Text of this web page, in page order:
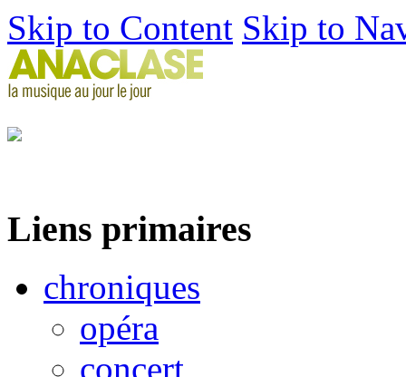
Skip to Content Skip to
Liens primaires
chroniques
opéra
concert